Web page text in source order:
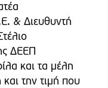
& Διευθυντή
ΔΕΕΠ
και τα μέλη
την τιμή που